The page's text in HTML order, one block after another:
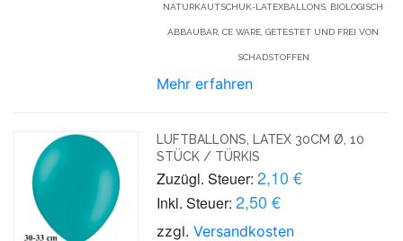
NATURKAUTSCHUK-LATEXBALLONS, BIOLOGISCH
ABBAUBAR, CE WARE, GETESTET UND FREI VON
SCHADSTOFFEN
Mehr erfahren
LUFTBALLONS, LATEX 30CM Ø, 10
STÜCK / TÜRKIS
Zuzügl. Steuer: 2,10 €
Inkl. Steuer: 2,50 €
zzgl.Versandkosten